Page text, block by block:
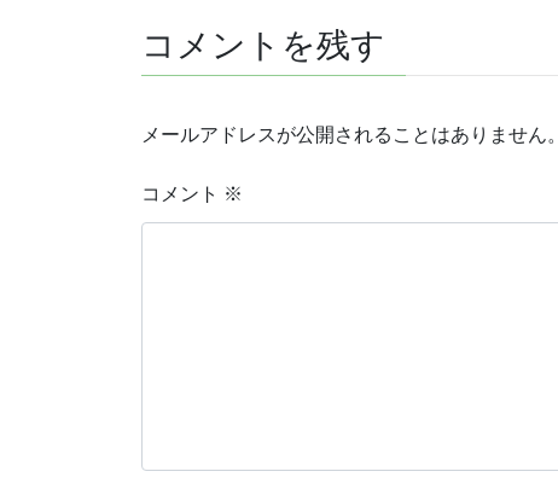
コメントを残す
メールアドレスが公開されることはありません。
コメント ※